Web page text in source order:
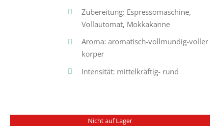
Zubereitung: Espressomaschine,
Vollautomat, Mokkakanne
Aroma: aromatisch-vollmundig-voller
korper
Intensität: mittelkräftig- rund
Nicht auf Lager